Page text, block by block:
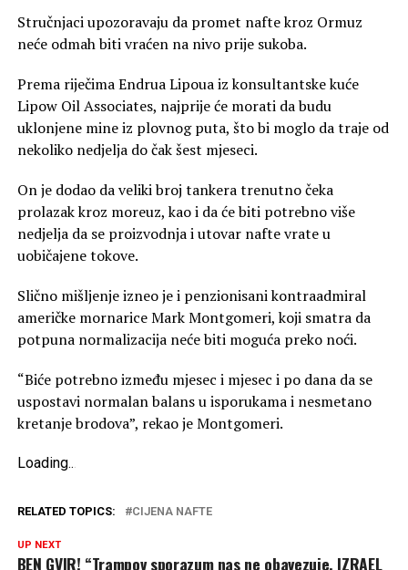
Stručnjaci upozoravaju da promet nafte kroz Ormuz
neće odmah biti vraćen na nivo prije sukoba.
Prema riječima Endrua Lipoua iz konsultantske kuće
Lipow Oil Associates, najprije će morati da budu
uklonjene mine iz plovnog puta, što bi moglo da traje od
nekoliko nedjelja do čak šest mjeseci.
On je dodao da veliki broj tankera trenutno čeka
prolazak kroz moreuz, kao i da će biti potrebno više
nedjelja da se proizvodnja i utovar nafte vrate u
uobičajene tokove.
Slično mišljenje izneo je i penzionisani kontraadmiral
američke mornarice Mark Montgomeri, koji smatra da
potpuna normalizacija neće biti moguća preko noći.
“Biće potrebno između mjesec i mjesec i po dana da se
uspostavi normalan balans u isporukama i nesmetano
kretanje brodova”, rekao je Montgomeri.
Loading...
RELATED TOPICS: CIJENA NAFTE
UP NEXT
BEN GVIR! “Trampov sporazum nas ne obavezuje, IZRAEL